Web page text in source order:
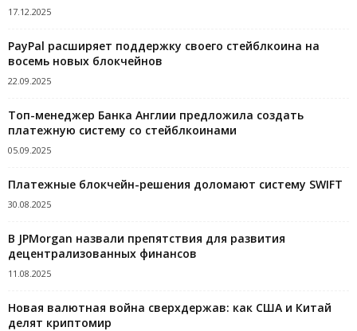
17.12.2025
PayPal расширяет поддержку своего стейблкоина на
восемь новых блокчейнов
22.09.2025
Топ-менеджер Банка Англии предложила создать
платежную систему со стейблкоинами
05.09.2025
Платежные блокчейн-решения доломают систему SWIFT
30.08.2025
В JPMorgan назвали препятствия для развития
децентрализованных финансов
11.08.2025
Новая валютная война сверхдержав: как США и Китай
делят криптомир